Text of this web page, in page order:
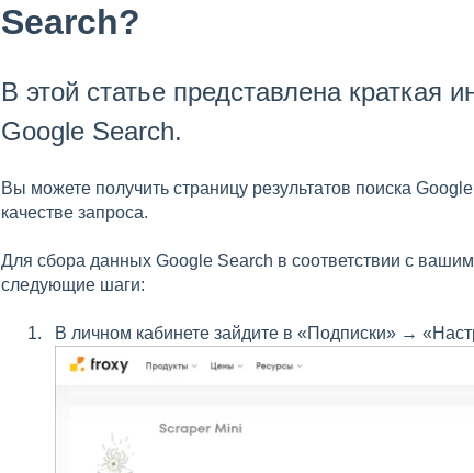
Search?
В этой статье представлена краткая
Google Search.
Вы можете получить страницу результатов поиска
качестве запроса.
Для сбора данных Google Search в соответствии с
следующие шаги:
В личном кабинете зайдите в «Подписки» →